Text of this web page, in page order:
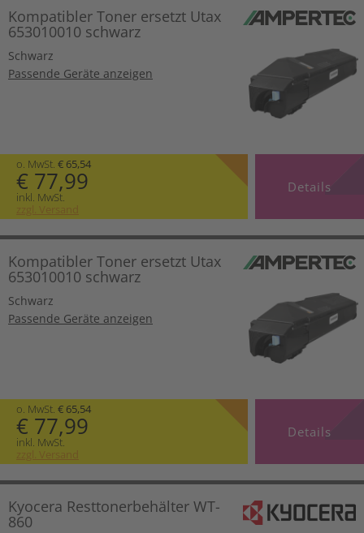
Kompatibler Toner ersetzt Utax
653010010 schwarz
Schwarz
Passende Geräte anzeigen
o. MwSt. € 65,54
€ 77,99
inkl. MwSt.
zzgl. Versand
Details
Kompatibler Toner ersetzt Utax
653010010 schwarz
Schwarz
Passende Geräte anzeigen
o. MwSt. € 65,54
€ 77,99
inkl. MwSt.
zzgl. Versand
Details
Kyocera Resttonerbehälter WT-
860